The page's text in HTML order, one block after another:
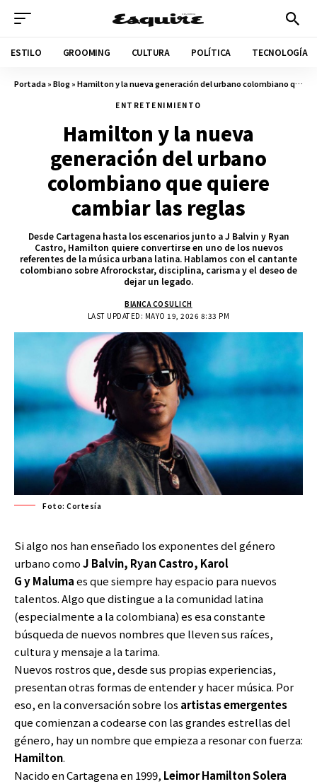
ESTILO GROOMING CULTURA POLÍTICA TECNOLOGÍA
Portada»Blog»Hamilton y la nueva generación del urbano colombiano que quiere cambiar las reglas
ENTRETENIMIENTO
Hamilton y la nueva
generación del urbano
colombiano que quiere
cambiar las reglas
Desde Cartagena hasta los escenarios junto a J Balvin y Ryan
Castro, Hamilton quiere convertirse en uno de los nuevos
referentes de la música urbana latina. Hablamos con el cantante
colombiano sobre Afrorockstar, disciplina, carisma y el deseo de
dejar un legado.
LAST UPDATED: MAYO 19, 2026 8:33 PM
BIANCA COSULICH
Foto: Cortesía
Si algo nos han enseñado los exponentes del género
urbano comoJ Balvin, Ryan Castro, Karol
G y Malumaes que siempre hay espacio para nuevos
talentos. Algo que distingue a la comunidad latina
(especialmente a la colombiana) es esa constante
búsqueda de nuevos nombres que lleven sus raíces,
cultura y mensaje a la tarima.
Nuevos rostros que, desde sus propias experiencias,
presentan otras formas de entender y hacer música. Por
eso, en la conversación sobre los artistas emergentes
que comienzan a codearse con las grandes estrellas del
género, hay un nombre que empieza a resonar con fuerza:
Hamilton.
Nacido en Cartagena en 1999, Leimor Hamilton Solera